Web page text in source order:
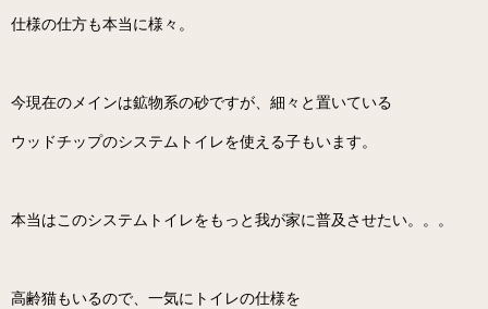
仕様の仕方も本当に様々。
今現在のメインは鉱物系の砂ですが、細々と置いている
ウッドチップのシステムトイレを使える子もいます。
本当はこのシステムトイレをもっと我が家に普及させたい。。。
高齢猫もいるので、一気にトイレの仕様を